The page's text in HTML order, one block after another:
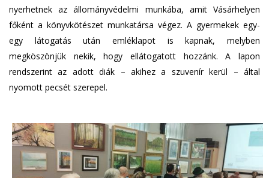
nyerhetnek az állományvédelmi munkába, amit Vásárhelyen
főként a könyvkötészet munkatársa végez. A gyermekek egy-
egy látogatás után emléklapot is kapnak, melyben
megköszönjük nekik, hogy ellátogatott hozzánk. A lapon
rendszerint az adott diák – akihez a szuvenír kerül – által
nyomott pecsét szerepel.